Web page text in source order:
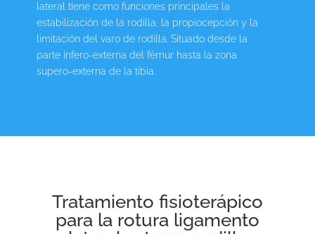
lateral tiene como funciones principales la
estabilización de la rodilla, la propiocepción y la
limitación del varo de rodilla. Situado desde la
parte ínfero-externa del fémur hasta la zona
supero-externa de la tibia.
Tratamiento fisioterápico
para la rotura ligamento